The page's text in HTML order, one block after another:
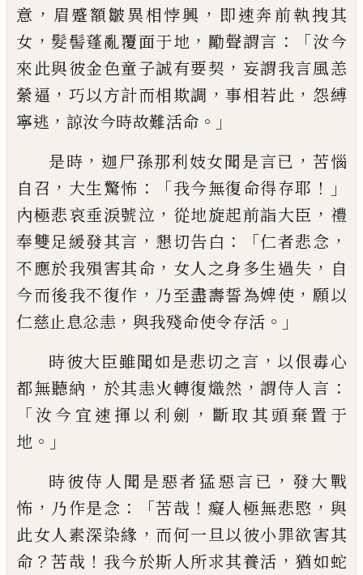
意 ， 眉蹙額皺異相悖興 ， 即速奔前執拽其
女 ，髮髻蓬亂覆面于地 ， 勵聲謂言 ：「汝今
來此與彼金色童子誠有要契 ， 妄謂我言風恙
縈逼 ， 巧以方計而相欺調 ，事相若此 ， 怨縛
寧逃 ， 諒汝今時故難活命 。」
是時 ， 迦尸孫那利妓女聞是言已 ， 苦惱
自召 ， 大生驚怖 ：「我今無復命得存耶 ！」
內極悲哀垂淚號泣 ， 從地旋起前詣大臣 ， 禮
奉雙足緩發其言 ， 懇切告白 ：「仁者悲念 ，
不應於我殞害其命 ， 女人之身多生過失 ， 自
今而後我不復作 ， 乃至盡壽誓為婢使 ， 願以
仁慈止息忿恚 ， 與我殘命使令存活 。」
時彼大臣雖聞如是悲切之言 ， 以佷毒心
都無聽納 ， 於其恚火轉復熾然 ，謂侍人言 ：
「汝今宜速揮以利劍 ， 斷取其頭棄置于
地 。」
時彼侍人聞是惡者猛惡言已 ， 發大戰
怖 ， 乃作是念 ：「苦哉 ！ 癡人極無悲愍 ， 與
此女人素深染緣 ， 而何一旦以彼小罪欲害其
命 ？苦哉 ！ 我今於斯人所求其養活 ，猶如蛇